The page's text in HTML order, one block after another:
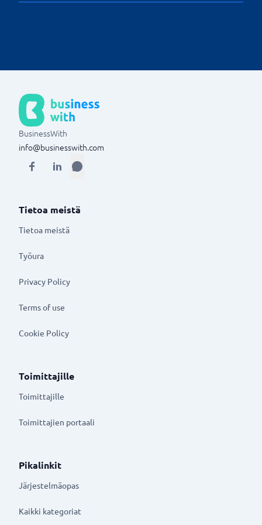
olemassa oleviin valikoimiin tehtäviä muutoksia paljon
BusinessWith
info@businesswith.com
Tietoa meistä
Tietoa meistä
Työura
Privacy Policy
Terms of use
Cookie Policy
Toimittajille
Toimittajille
Toimittajien portaali
Pikalinkit
Järjestelmäopas
Kaikki kategoriat